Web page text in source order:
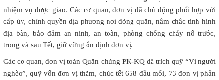
nhiệm vụ được giao. Các cơ quan, đơn vị đã chủ động phối hợp với
cấp ủy, chính quyền địa phương nơi đóng quân, nắm chắc tình hình
địa bàn, bảo đảm an ninh, an toàn, phòng chống cháy nổ trước,
trong và sau Tết, giữ vững ổn định đơn vị.
Các cơ quan, đơn vị toàn Quân chủng PK-KQ đã trích quỹ “Vì người
nghèo”, quỹ vốn đơn vị thăm, chúc tết 658 đầu mối, 73 đơn vị phân